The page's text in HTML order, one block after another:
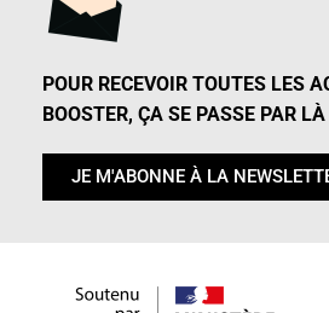
POUR RECEVOIR TOUTES LES
BOOSTER, ÇA SE PASSE PAR LÀ
JE M'ABONNE À LA